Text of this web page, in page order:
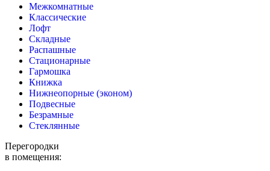
Межкомнатные
Классические
Лофт
Складные
Распашные
Стационарные
Гармошка
Книжка
Нижнеопорные (эконом)
Подвесные
Безрамные
Стеклянные
Перегородки
в помещения: